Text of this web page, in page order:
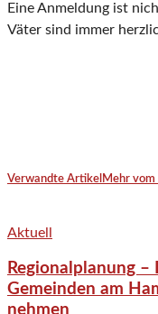
Eine Anmeldung ist
Väter sind immer
Verwandte Artikel Mehr
Aktuell
Regionalplanung –
Gemeinden am
nehmen